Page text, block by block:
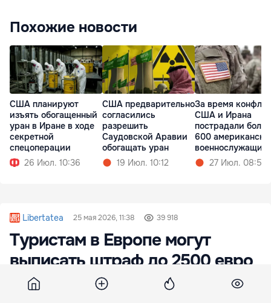
Похожие новости
США планируют
изъять обогащенный
уран в Иране в ходе
секретной
спецоперации
26 Июл. 10:36
США предварительно
согласились
разрешить
Саудовской Аравии
обогащать уран
19 Июл. 10:12
За время
США и Ирана
пострадали более
600
военнослужащих
27 Июл. 08:57
Libertatea 25 мая 2026, 11:38 39 918
Туристам в Европе могут
выписать штраф до 2500 евро
за шлёпанцы